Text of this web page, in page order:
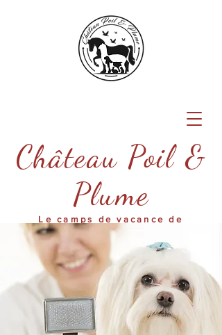
Château Poil &
Plume
Le camps de vacance de
votre animal